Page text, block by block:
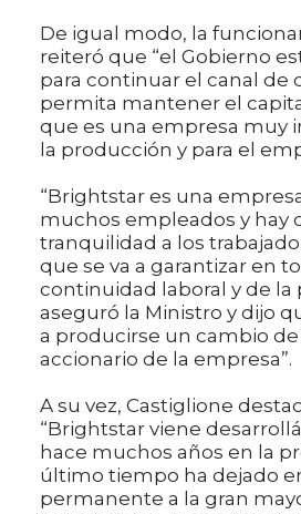
De igual modo, la
reiteró que “el Gobierno
para continuar el canal de
permita mantener el
que es una empresa muy
la producción y para el
“Brightstar es una
muchos empleados y hay
tranquilidad a los
que se va a garantizar en
continuidad laboral y de la
aseguró la Ministro y dijo
a producirse un cambio
accionario de la empresa”.
A su vez, Castiglione
“Brightstar viene
hace muchos años en la
último tiempo ha dejado
permanente a la gran